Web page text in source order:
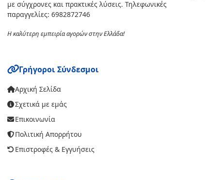
με σύγχρονες και πρακτικές λύσεις. Τηλεφωνικές
παραγγελίες: 6982872746
Η καλύτερη εμπειρία αγορών στην Ελλάδα!
Γρήγοροι Σύνδεσμοι
Αρχική Σελίδα
Σχετικά με εμάς
Επικοινωνία
Πολιτική Απορρήτου
Επιστροφές & Εγγυήσεις